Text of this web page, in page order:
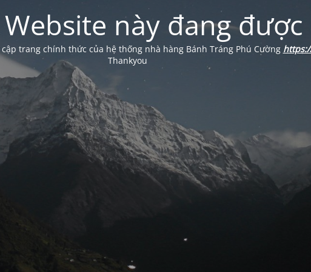
này đang
trang chính thức của hệ thống nhà hàng Bánh Tráng Phú Cường
Thankyou